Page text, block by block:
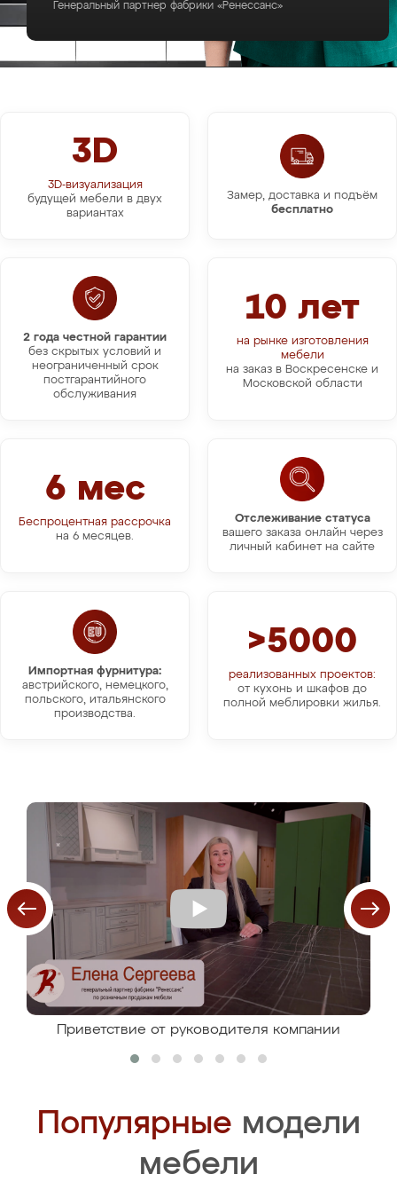
Генеральный партнер фабрики «Ренессанс»
3D
3D-визуализация
будущей мебели в двух
вариантах
Замер, доставка и подъём
бесплатно
10 лет
на рынке изготовления
мебели
на заказ в Воскресенске и
Московской области
2 года честной гарантии
без скрытых условий и
неограниченный срок
постгарантийного
обслуживания
Отслеживание статуса
вашего заказа онлайн через
личный кабинет на сайте
6 мес
Беспроцентная рассрочка
на 6 месяцев.
Импортная фурнитура:
австрийского, немецкого,
польского, итальянского
производства.
>5000
реализованных проектов:
от кухонь и шкафов до
полной меблировки жилья.
Приветствие от руководителя компании
Популярные модели
мебели